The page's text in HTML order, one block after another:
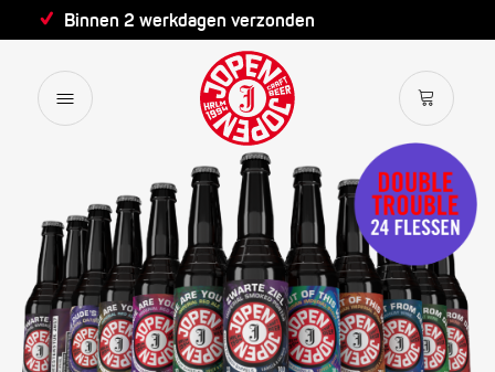
Binnen 2 werkdagen verzonden